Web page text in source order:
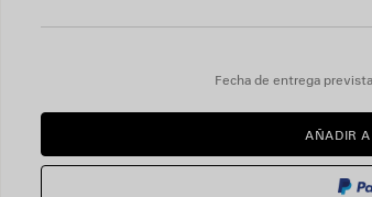
Fecha de entrega
AÑADIR